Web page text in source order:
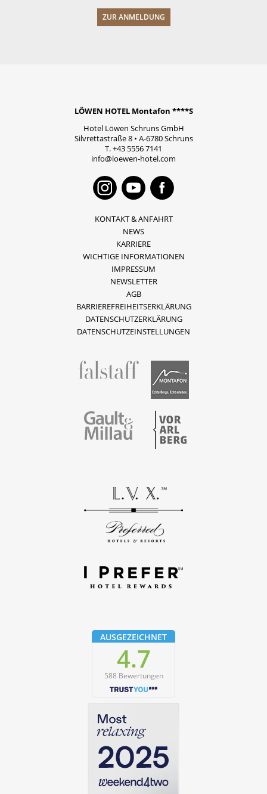
fallstaff
Gault & Millau Vorarlberg
AUSGEZEICHNET
4.7
588 Bewertungen
LÖWEN HOTEL Montafon ****S
Hotel Löwen Schruns GmbH
Silvrettastraße 8• A-6780Schruns
T.+43 5556 7141
info@loewen-hotel.com
Instagram
Youtube
KONTAKT & ANFAHRT
NEWS
KARRIERE
WICHTIGE INFORMATIONEN
IMPRESSUM
NEWSLETTER
AGB
BARRIEREFREIHEITSERKLÄRUNG
DATENSCHUTZERKLÄRUNG
DATENSCHUTZEINSTELLUNGEN